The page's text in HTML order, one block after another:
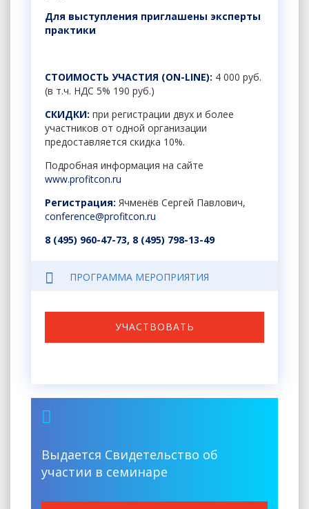
Для выступления приглашены эксперты
практики
СТОИМОСТЬ УЧАСТИЯ (ON-LINE): 4 000 руб.
(в т.ч. НДС 5% 190 руб.)
СКИДКИ: при регистрации двух и более
участников от одной организации
предоставляется скидка 10%.
Подробная информация на сайте
www.profitcon.ru
Регистрация: Ячменёв Сергей Павлович,
conference@profitcon.ru
8 (495) 960-47-73, 8 (495) 798-13-49
ПРОГРАММА МЕРОПРИЯТИЯ
УЧАСТВОВАТЬ
Выдается Свидетельство об
участии в семинаре